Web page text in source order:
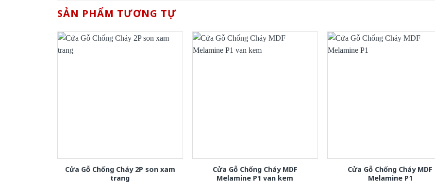
SẢN PHẨM TƯƠNG TỰ
Cửa Gỗ Chống Cháy 2P son xam
trang
Cửa Gỗ Chống Cháy MDF
Melamine P1 van kem
Cửa Gỗ Chống Cháy MDF
Melamine P1